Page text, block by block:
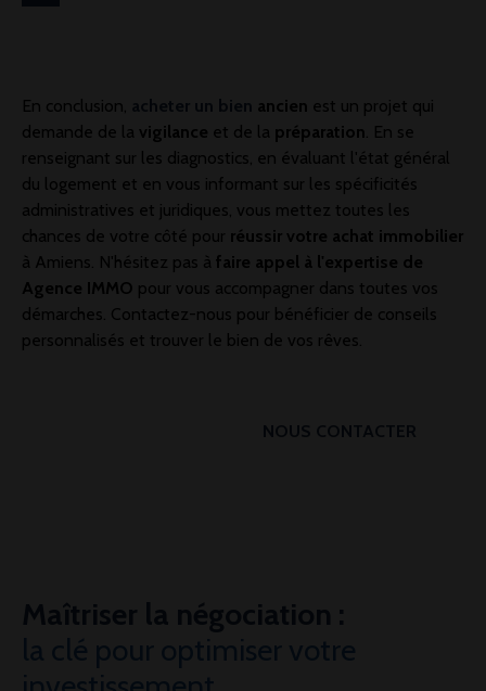
En conclusion, ancien est un projet qui
demande de la vigilance et de la préparation. En se
renseignant sur les diagnostics, en évaluant l'état général
du logement et en vous informant sur les spécificités
administratives et juridiques, vous mettez toutes les
chances de votre côté pour réussir votre achat immobilier
à Amiens. N'hésitez pas à faire appel à l'expertise de
Agence IMMO pour vous accompagner dans toutes vos
démarches. Contactez-nous pour bénéficier de conseils
personnalisés et trouver le bien de vos rêves.